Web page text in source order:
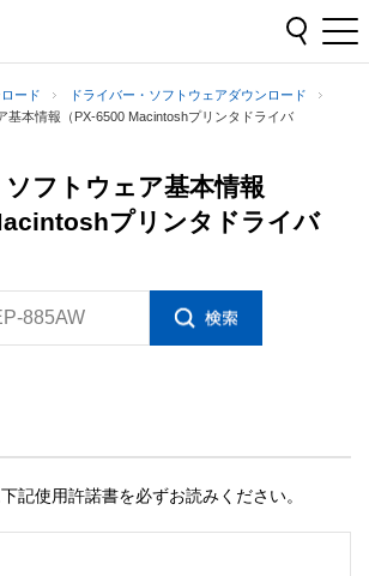
ード
ドライバー・ソフトウェアダウンロード
基本情報（PX-6500 Macintoshプリンタドライバ
ソフトウェア基本情報
プリンタドライバ
885AW
記使用許諾書を必ずお読みください。